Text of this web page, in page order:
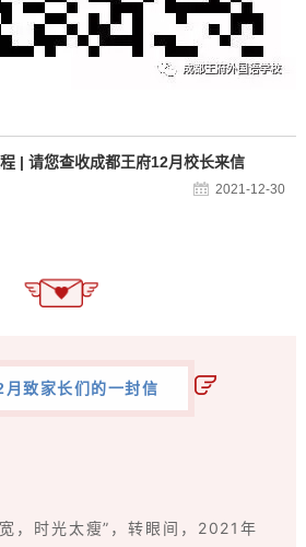
| 请您查收成都王府12月校长来信
2021-12-30
月致家长们的一封信
时光太瘦”，转眼间，2021年